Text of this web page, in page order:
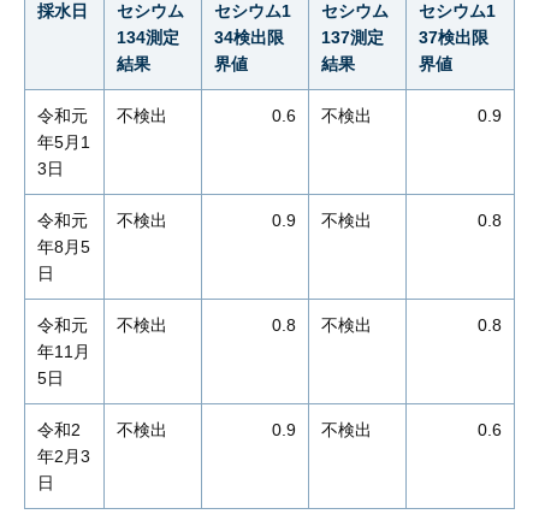
採水日
セシウム
134測定
結果
セシウム1
34検出限
界値
セシウム
137測定
結果
セシウム1
37検出限
界値
令和元
年5月1
3日
不検出 0.6 不検出 0.9
令和元
年8月5
日
不検出 0.9 不検出 0.8
令和元
年11月
5日
不検出 0.8 不検出 0.8
令和2
年2月3
日
不検出 0.9 不検出 0.6